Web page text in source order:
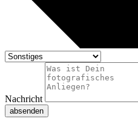
Nachricht
absenden